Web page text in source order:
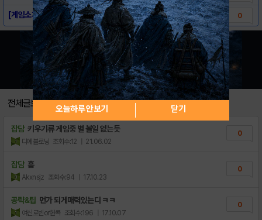
[게임소개] 근육 키우기 0
전체글보기
잡담 키우기류 게임중 별 볼일 없는듯
디에블로닝 조회수:12 | 21.06.02
0
잡담 흠
Akxnsjz 조회수:94 | 17.10.23
0
공략&팁 먼가 되게매력있는디 ㅋㅋ
여신로빈or핸콕 조회수:196 | 17.10.07
0
오늘하루 안보기 닫기